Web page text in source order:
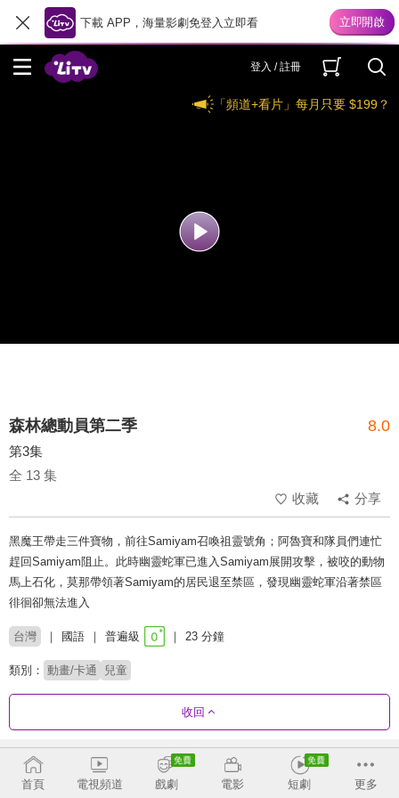
下載 APP，海量影劇免登入立即看
登入 / 註冊
「頻道+看片」每月只要 $199？
森林總動員第二季 8.0
第3集
全 13 集
收藏
分享
黑魔王帶走三件寶物，前往Samiyam召喚祖靈號角；阿魯寶和隊員們連忙
趕回Samiyam阻止。此時幽靈蛇軍已進入Samiyam展開攻擊，被咬的動物
馬上石化，莫那帶領著Samiyam的居民退至禁區，發現幽靈蛇軍沿著禁區
徘徊卻無法進入
台灣 國語 普遍級 23 分鐘
類別： 動畫/卡通 兒童
收回
劇集列表 正序
首頁 電視頻道 戲劇 電影 短劇 更多